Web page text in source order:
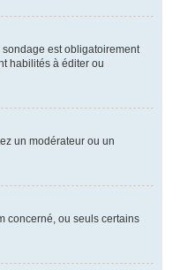
est obligatoirement
habilités à éditer ou
un modérateur ou un
concerné, ou seuls certains